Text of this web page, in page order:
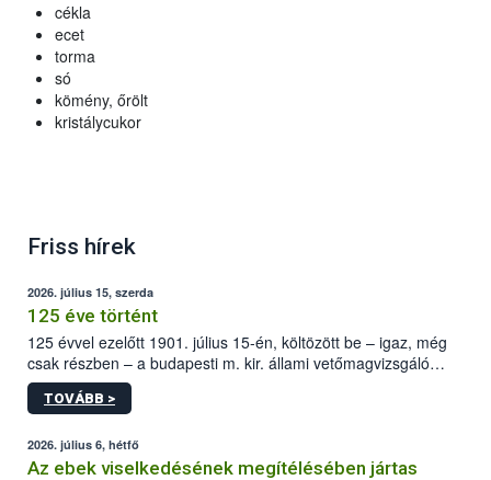
cékla
ecet
torma
só
kömény, őrölt
kristálycukor
Friss hírek
2026. július 15, szerda
125 éve történt
125 évvel ezelőtt 1901. július 15-én, költözött be – igaz, még
csak részben – a budapesti m. kir. állami vetőmagvizsgáló
állomás a Kis Rókus utca 15. szám alatti, Czigler Győző által
tervezett új épületébe.
TOVÁBB >
2026. július 6, hétfő
Az ebek viselkedésének megítélésében jártas